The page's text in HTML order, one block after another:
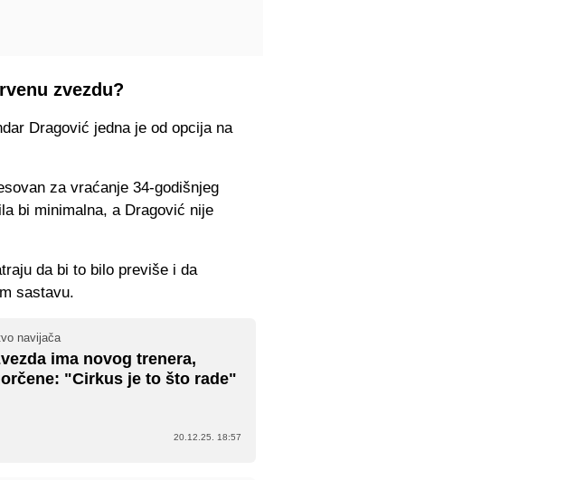
zvezdu?
Dragović jedna je od opcija na
za vraćanje 34-godišnjeg
bi minimalna, a Dragović nije
da bi to bilo previše i da
sastavu.
navijača
ima novog trenera,
"Cirkus je to što rade"
20.12.25. 18:57